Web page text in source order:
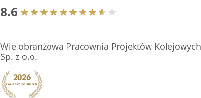
8.6
Wielobranżowa Pracownia Projektów Kolejowych
Sp. z o.o.